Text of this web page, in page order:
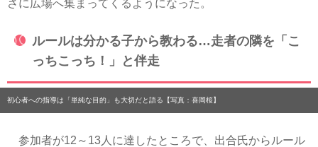
さに広場へ集まってくるようになった。
ルールは分かる子から教わる…走者の隣を「こ
っちこっち！」と伴走
初心者への指導は「単純な目的」も大切だと語る【写真：喜岡桜】
参加者が12～13人に達したところで、出合氏からルール